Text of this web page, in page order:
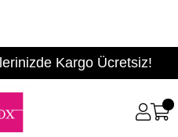
Kargo Ücretsiz!